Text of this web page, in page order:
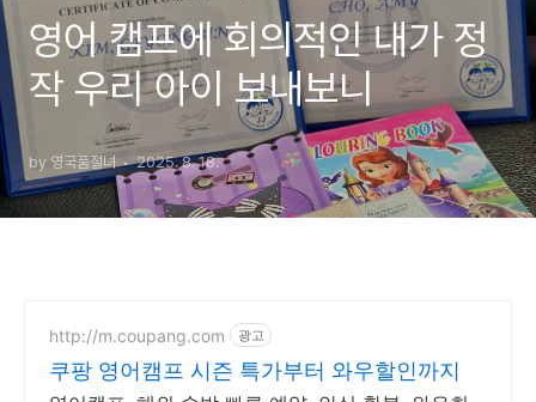
영어 캠프에 회의적인 내가 정
작 우리 아이 보내보니
by 영국품절녀 2025. 8. 18.
http://m.coupang.com 광고
쿠팡 영어캠프 시즌 특가부터 와우할인까지